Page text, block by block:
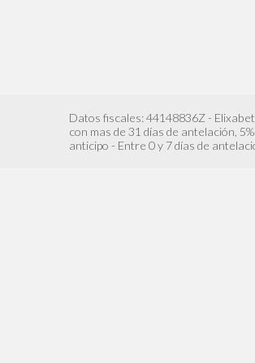
Datos fiscales: 44148836Z -
con mas de 31 días de antelación,
anticipo - Entre 0 y 7 días de